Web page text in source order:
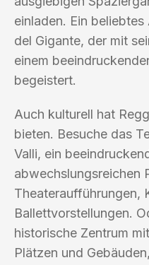
einladen. Ein
del Gigante, der mit
einem
begeistert.
Auch kulturell hat
bieten. Besuche das
Valli, ein
abwechslungsreichen
Theateraufführungen,
Ballettvorstellungen.
historische Zentrum
Plätzen und